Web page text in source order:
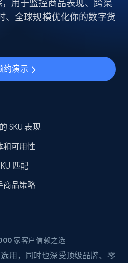
用于监控商品表现、跨渠
、全球规模优化你的数字货
约演示
SKU 表现
和可用性
匹配
商品策略
家客户信赖之选
用，同时也深受顶级品牌、零